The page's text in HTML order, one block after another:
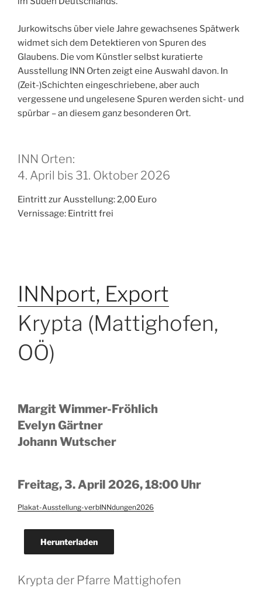
Jurkowitschs über viele Jahre gewachsenes Spätwerk
widmet sich dem Detektieren von Spuren des
Glaubens. Die vom Künstler selbst kuratierte
Ausstellung INN Orten zeigt eine Auswahl davon. In
(Zeit-)Schichten eingeschriebene, aber auch
vergessene und ungelesene Spuren werden sicht- und
spürbar – an diesem ganz besonderen Ort.
INN Orten:
4. April bis 31. Oktober 2026
Eintritt zur Ausstellung: 2,00 Euro
Vernissage: Eintritt frei
INNport, Export
Krypta (Mattighofen,
OÖ)
Margit Wimmer-Fröhlich
Evelyn Gärtner
Johann Wutscher
Freitag, 3. April 2026, 18:00 Uhr
Plakat-Ausstellung-verbINNdungen2026
Herunterladen
Krypta der Pfarre Mattighofen